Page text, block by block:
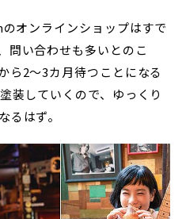
オンラインショップはすで
問い合わせも多いとのこ
ら2～3カ月待つことになる
装していくので、ゆっくり
るはず。